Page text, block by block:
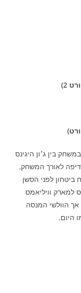
בין ג׳ון היגינס
לאורך המשחק,
ביטחון לפני הסשן
למארק וויליאמס
אך הוולשי המנסה
היום.